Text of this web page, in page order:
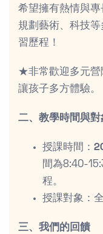
希望擁有熱情與專
規劃藝術、科技
習歷程！
★非常歡迎多元營
讓孩子多方體驗。
二、教學時間與對
授課時間：
間為8:40-
程。
授課對象：
三、我們的回饋